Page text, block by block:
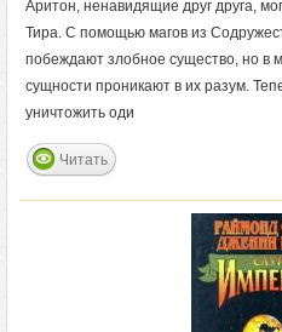
Аритон, ненавидящие друг друга,
Тира. С помощью магов из
побеждают злобное существо, но в
сущности проникают в их разум.
уничтожить оди
Читать